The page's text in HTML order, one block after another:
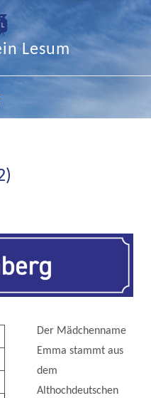
Lesum
Der Mädchenname
Emma stammt aus
dem
Althochdeutschen